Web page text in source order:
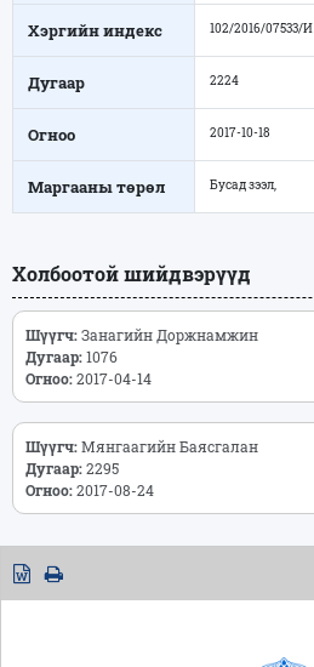
Хэргийн индекс 102/2016/07533/И
Дугаар 2224
Огноо 2017-10-18
Маргааны төрөл Бусад зээл,
Холбоотой шийдвэрүүд
Шүүгч:Занагийн Доржнамжин
Дугаар:1076
Огноо:2017-04-14
Шүүгч:Мянгаагийн Баясгалан
Дугаар:2295
Огноо:2017-08-24